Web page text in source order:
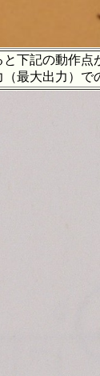
下記の動作
（最大出力）